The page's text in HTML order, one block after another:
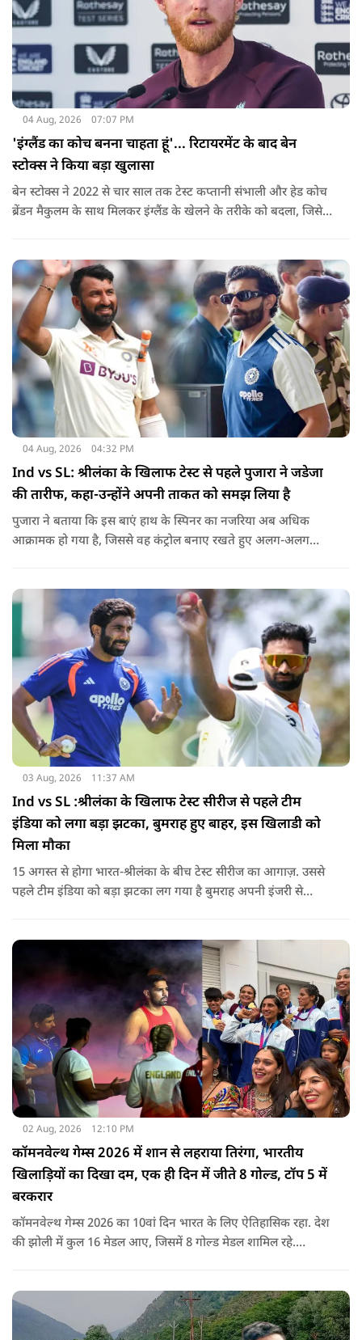
04 Aug, 2026 07:07 PM
'इंग्लैंड का कोच बनना चाहता हूं'... रिटायरमेंट के बाद बेन
स्टोक्स ने किया बड़ा खुलासा
बेन स्टोक्स ने 2022 से चार साल तक टेस्ट कप्तानी संभाली और हेड कोच
ब्रेंडन मैकुलम के साथ मिलकर इंग्लैंड के खेलने के तरीके को बदला, जिसे
04 Aug, 2026 04:32 PM
Ind vs SL: श्रीलंका के खिलाफ टेस्ट से पहले पुजारा ने जडेजा
की तारीफ, कहा-उन्होंने अपनी ताकत को समझ लिया है
पुजारा ने बताया कि इस बाएं हाथ के स्पिनर का नजरिया अब अधिक
आक्रामक हो गया है, जिससे वह कंट्रोल बनाए रखते हुए अलग-अलग
03 Aug, 2026 11:37 AM
Ind vs SL :श्रीलंका के खिलाफ टेस्ट सीरीज से पहले टीम
इंडिया को लगा बड़ा झटका, बुमराह हुए बाहर, इस खिलाडी को
मिला मौका
15 अगस्त से होगा भारत-श्रीलंका के बीच टेस्ट सीरीज का आगाज़. उससे
पहले टीम इंडिया को बड़ा झटका लग गया है बुमराह अपनी इंजरी से
02 Aug, 2026 12:10 PM
कॉमनवेल्थ गेम्स 2026 में शान से लहराया तिरंगा, भारतीय
खिलाड़ियों का दिखा दम, एक ही दिन में जीते 8 गोल्ड, टॉप 5 में
बरकरार
कॉमनवेल्थ गेम्स 2026 का 10वां दिन भारत के लिए ऐतिहासिक रहा. देश
की झोली में कुल 16 मेडल आए, जिसमें 8 गोल्ड मेडल शामिल रहे.